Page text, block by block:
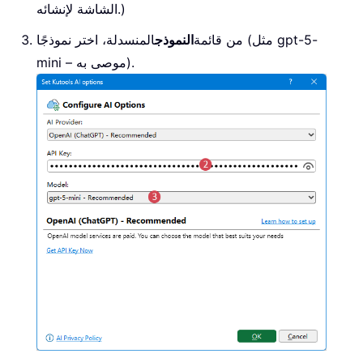
الشاشة لإنشائه.)
من قائمةالنموذجالمنسدلة، اختر نموذجًا (مثل gpt-5-
mini – موصى به).